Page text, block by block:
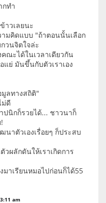
กทำ
าวเลยนะ
ามคิดแบบ "ถ้าตอนนั้นเลือก
วนจิตใจล่ะ
คณะได้ในเวลาเดียวกัน
แย่ มันขึ้นกับตัวเราเอง
ลทางสถิติ"
ม่ดี
ปนิกก็รวยได้... ชาวนาก็
าตัวเองเรื่อยๆ ก็ประสบ
ผลักดันให้เราเกิดการ
มาเรียนหมอไปก่อนก็ได้55
am